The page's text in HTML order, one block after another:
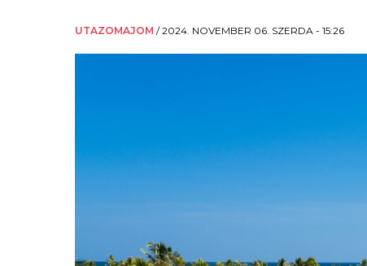
UTAZOMAJOM /2024. NOVEMBER 06. SZERDA - 15:26